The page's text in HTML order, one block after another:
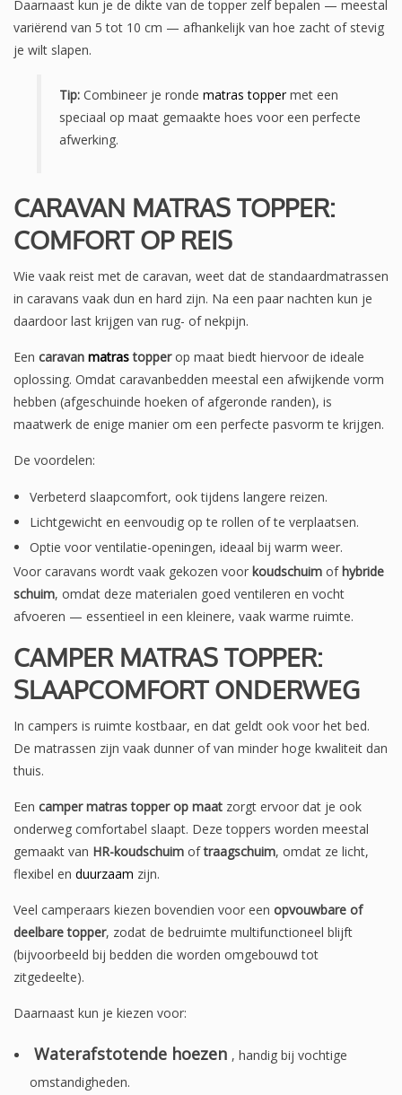
Daarnaast kun je de dikte van de topper zelf bepalen — meestal
variërend van 5 tot 10 cm — afhankelijk van hoe zacht of stevig
je wilt slapen.
Tip: Combineer je rondematras toppermet een
speciaal op maat gemaakte hoes voor een perfecte
afwerking.
CARAVAN MATRAS TOPPER:
COMFORT OP REIS
Wie vaak reist met de caravan, weet dat de standaardmatrassen
in caravans vaak dun en hard zijn. Na een paar nachten kun je
daardoor last krijgen van rug- of nekpijn.
Een caravan matrastopperop maat biedt hiervoor de ideale
oplossing. Omdat caravanbedden meestal een afwijkende vorm
hebben (afgeschuinde hoeken of afgeronde randen), is
maatwerk de enige manier om een perfecte pasvorm te krijgen.
De voordelen:
Verbeterd slaapcomfort, ook tijdens langere reizen.
Lichtgewicht en eenvoudig op te rollen of te verplaatsen.
Optie voor ventilatie-openingen, ideaal bij warm weer.
Voor caravans wordt vaak gekozen voor koudschuim of hybride
schuim, omdat deze materialen goed ventileren en vocht
afvoeren — essentieel in een kleinere, vaak warme ruimte.
CAMPER MATRAS TOPPER:
SLAAPCOMFORT ONDERWEG
In campers is ruimte kostbaar, en dat geldt ook voor het bed.
De matrassen zijn vaak dunner of van minder hoge kwaliteit dan
thuis.
Een camper matras topper op maat zorgt ervoor dat je ook
onderweg comfortabel slaapt. Deze toppers worden meestal
gemaakt van HR-koudschuim oftraagschuim, omdat ze licht,
flexibel en duurzaam zijn.
Veel camperaars kiezen bovendien voor een opvouwbare of
deelbare topper, zodat de bedruimte multifunctioneel blijft
(bijvoorbeeld bij bedden die worden omgebouwd tot
zitgedeelte).
Daarnaast kun je kiezen voor:
Waterafstotende hoezen , handig bij vochtige
omstandigheden.